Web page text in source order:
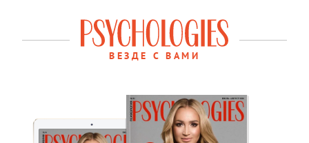
ВЕЗДЕ С ВАМИ